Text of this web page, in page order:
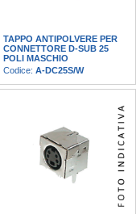
TAPPO ANTIPOLVERE PER
CONNETTORE D-SUB 25
POLI MASCHIO
Codice: A-DC25S/W